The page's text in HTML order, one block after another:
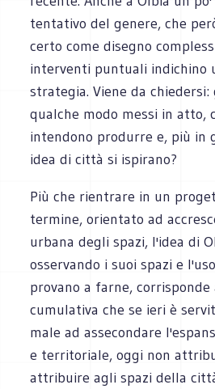
tentativo del genere, che
certo come disegno
interventi puntuali indichino
strategia. Viene da
qualche modo messi in
intendono produrre e, più in
idea di città si ispirano?
Più che rientrare in un
termine, orientato ad
urbana degli spazi, l'idea di
osservando i suoi spazi e
provano a farne, corrisponde
cumulativa che se ieri è
male ad assecondare
e territoriale, oggi non
attribuire agli spazi della